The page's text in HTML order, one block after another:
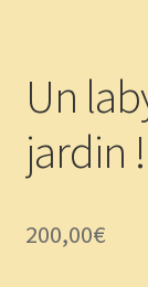
Un
jardin !
200,00€